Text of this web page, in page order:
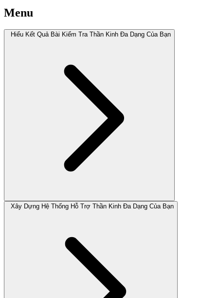
Menu
Hiểu Kết Quả Bài Kiểm Tra Thần Kinh Đa Dạng Của Bạn
Xây Dựng Hệ Thống Hỗ Trợ Thần Kinh Đa Dạng Của Bạn